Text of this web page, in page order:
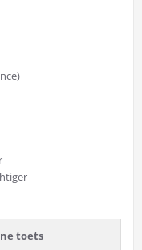
toets